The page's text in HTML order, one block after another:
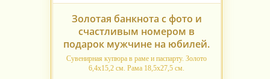
Золотая банкнота с фото и
счастливым номером в
подарок мужчине на юбилей.
Сувенирная купюра в раме и паспарту. Золото
6,4х15,2 см. Рама 18,5х27,5 см.